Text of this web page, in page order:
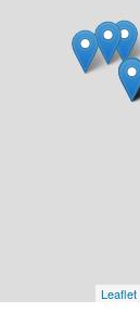
Leaflet